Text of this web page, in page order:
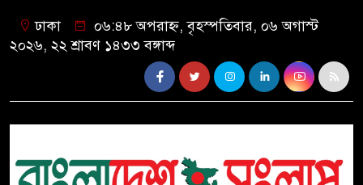
ঢাকা
০৬:৪৮ অপরাহ্ন, বৃহস্পতিবার, ০৬ অগাস্ট
২০২৬, ২২ শ্রাবণ ১৪৩৩ বঙ্গাব্দ